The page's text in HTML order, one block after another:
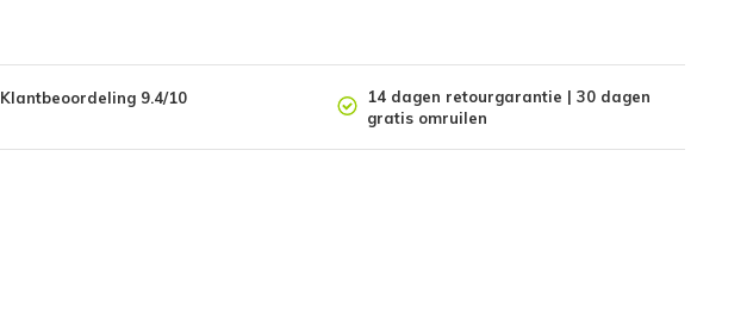
Klantbeoordeling 9.4/10
14 dagen retourgarantie | 30 dagen
gratis omruilen